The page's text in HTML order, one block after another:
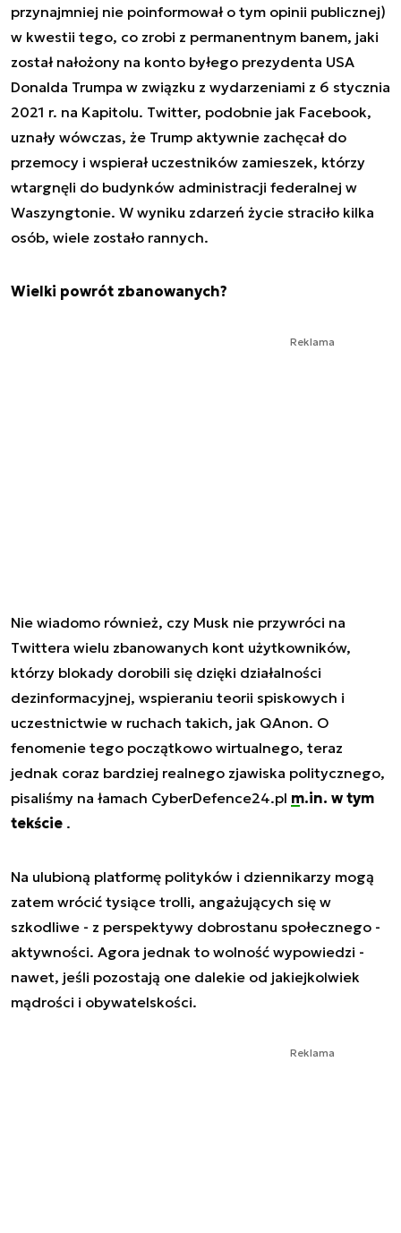
przynajmniej nie poinformował o tym opinii publicznej)
w kwestii tego, co zrobi z permanentnym banem, jaki
został nałożony na konto byłego prezydenta USA
Donalda Trumpa w związku z wydarzeniami z 6 stycznia
2021 r. na Kapitolu. Twitter, podobnie jak Facebook,
uznały wówczas, że Trump aktywnie zachęcał do
przemocy i wspierał uczestników zamieszek, którzy
wtargnęli do budynków administracji federalnej w
Waszyngtonie. W wyniku zdarzeń życie straciło kilka
osób, wiele zostało rannych.
Wielki powrót zbanowanych?
Reklama
Nie wiadomo również, czy Musk nie przywróci na
Twittera wielu zbanowanych kont użytkowników,
którzy blokady dorobili się dzięki działalności
dezinformacyjnej, wspieraniu teorii spiskowych i
uczestnictwie w ruchach takich, jak QAnon. O
fenomenie tego początkowo wirtualnego, teraz
jednak coraz bardziej realnego zjawiska politycznego,
pisaliśmy na łamach CyberDefence24.pl m.in. w tym
tekście .
Na ulubioną platformę polityków i dziennikarzy mogą
zatem wrócić tysiące trolli, angażujących się w
szkodliwe - z perspektywy dobrostanu społecznego -
aktywności. Agora jednak to wolność wypowiedzi -
nawet, jeśli pozostają one dalekie od jakiejkolwiek
mądrości i obywatelskości.
Reklama